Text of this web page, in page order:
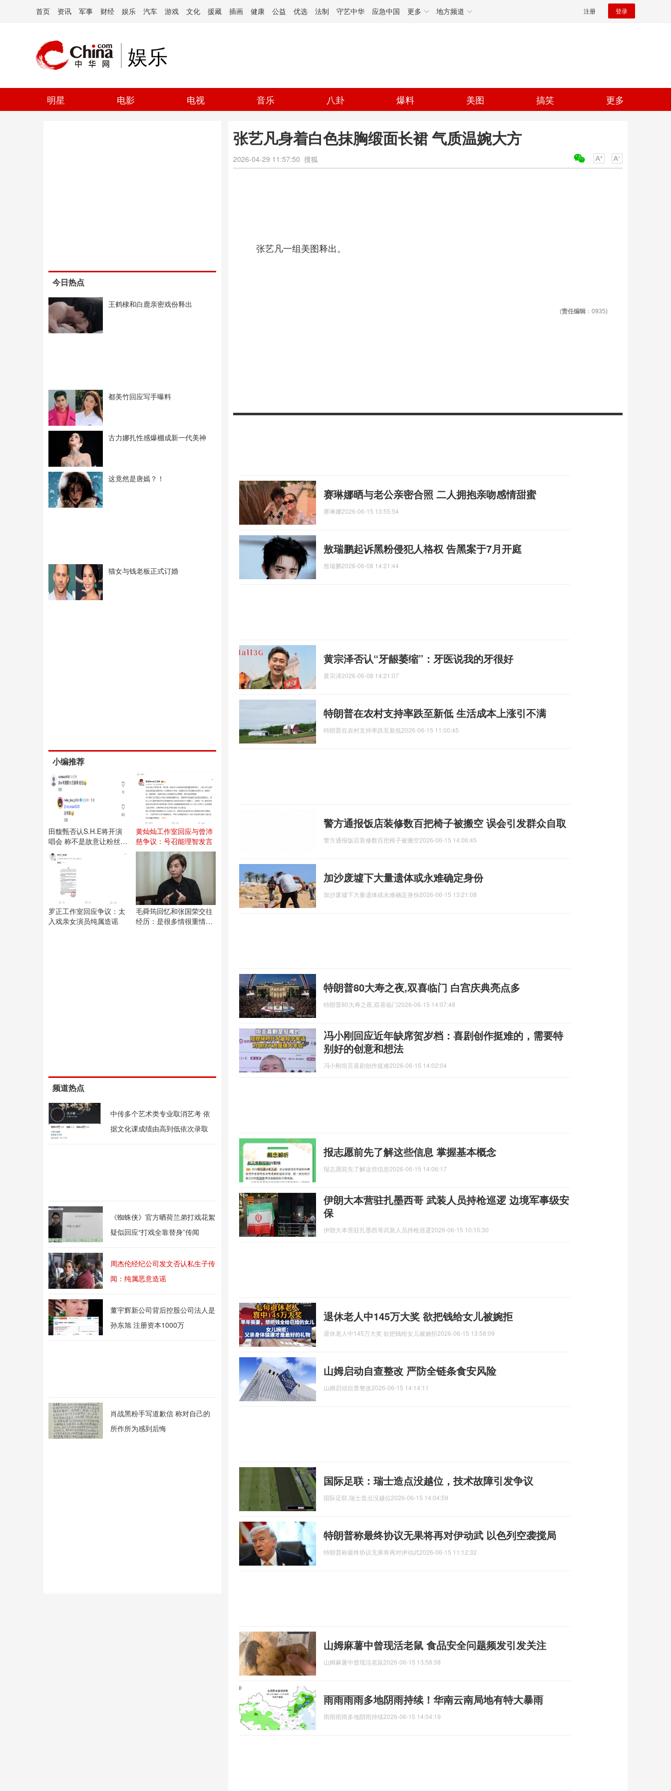
首页 资讯 军事 财经 娱乐 汽车 游戏 文化 援藏 插画 健康 公益 优选 法制 守艺中华 应急中国 更多 地方频道 注册 登录
娱乐
明星 电影 电视 音乐 八卦 爆料 美图 搞笑 更多
今日热点
王鹤棣和白鹿亲密戏份释出
都美竹回应写手曝料
古力娜扎性感爆棚成新一代美神
这竟然是唐嫣？！
猫女与钱老板正式订婚
小编推荐
田馥甄否认S.H.E将开演
唱会 称不是故意让粉丝失
望
黄灿灿工作室回应与曾沛
慈争议：号召能理智发言
罗正工作室回应争议：太
入戏亲女演员纯属造谣
毛舜筠回忆和张国荣交往
经历：是很多情很重情的
频道热点
中传多个艺术类专业取消艺考 依
据文化课成绩由高到低依次录取
《蜘蛛侠》官方晒荷兰弟打戏花絮
疑似回应“打戏全靠替身”传闻
周杰伦经纪公司发文否认私生子传
闻：纯属恶意造谣
董宇辉新公司背后控股公司法人是
孙东旭 注册资本1000万
肖战黑粉手写道歉信 称对自己的
所作所为感到后悔
张艺凡身着白色抹胸缎面长裙 气质温婉大方
2026-04-29 11:57:50 搜狐
张艺凡一组美图释出。
(责任编辑 ：0935)
赛琳娜晒与老公亲密合照 二人拥抱亲吻感情甜蜜
赛琳娜2026-06-15 13:55:54
敖瑞鹏起诉黑粉侵犯人格权 告黑案于7月开庭
敖瑞鹏2026-06-08 14:21:44
黄宗泽否认“牙龈萎缩”：牙医说我的牙很好
黄宗泽2026-06-08 14:21:07
特朗普在农村支持率跌至新低 生活成本上涨引不满
特朗普在农村支持率跌至新低2026-06-15 11:00:45
警方通报饭店装修数百把椅子被搬空 误会引发群众自取
警方通报饭店装修数百把椅子被搬空2026-06-15 14:06:45
加沙废墟下大量遗体或永难确定身份
加沙废墟下大量遗体或永难确定身份2026-06-15 13:21:08
特朗普80大寿之夜,双喜临门 白宫庆典亮点多
特朗普80大寿之夜,双喜临门2026-06-15 14:07:48
冯小刚回应近年缺席贺岁档：喜剧创作挺难的，需要特
别好的创意和想法
冯小刚坦言喜剧创作挺难2026-06-15 14:02:04
报志愿前先了解这些信息 掌握基本概念
报志愿前先了解这些信息2026-06-15 14:06:17
伊朗大本营驻扎墨西哥 武装人员持枪巡逻 边境军事级安
保
伊朗大本营驻扎墨西哥武装人员持枪巡逻2026-06-15 10:15:30
退休老人中145万大奖 欲把钱给女儿被婉拒
退休老人中145万大奖 欲把钱给女儿被婉拒2026-06-15 13:58:09
山姆启动自查整改 严防全链条食安风险
山姆启动自查整改2026-06-15 14:14:11
国际足联：瑞士造点没越位，技术故障引发争议
国际足联,瑞士造点没越位2026-06-15 14:04:59
特朗普称最终协议无果将再对伊动武 以色列空袭搅局
特朗普称最终协议无果将再对伊动武2026-06-15 11:12:32
山姆麻薯中曾现活老鼠 食品安全问题频发引发关注
山姆麻薯中曾现活老鼠2026-06-15 13:58:38
雨雨雨雨多地阴雨持续！华南云南局地有特大暴雨
雨雨雨雨多地阴雨持续2026-06-15 14:04:19